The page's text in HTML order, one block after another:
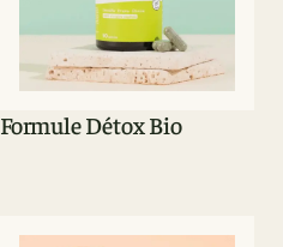
Formule Détox Bio